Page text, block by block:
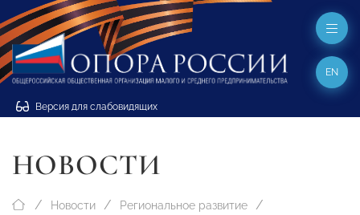
Версия для слабовидящих
EN
НОВОСТИ
Новости Региональное развитие